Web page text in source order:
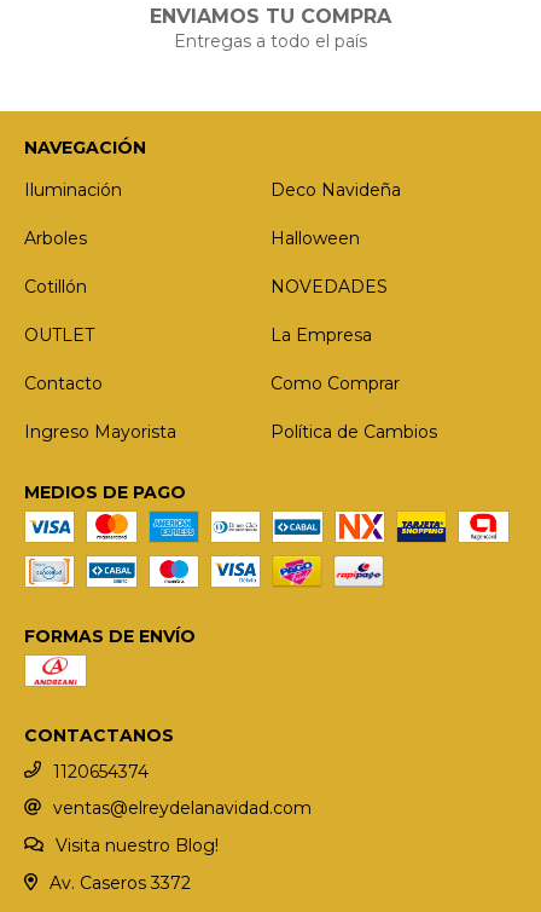
ENVIAMOS TU COMPRA
Entregas a todo el país
NAVEGACIÓN
Iluminación
Deco Navideña
Arboles Halloween
Cotillón NOVEDADES
OUTLET La Empresa
Contacto Como Comprar
Ingreso Mayorista Política de Cambios
MEDIOS DE PAGO
FORMAS DE ENVÍO
CONTACTANOS
1120654374
ventas@elreydelanavidad.com
Visita nuestro Blog!
Av. Caseros 3372